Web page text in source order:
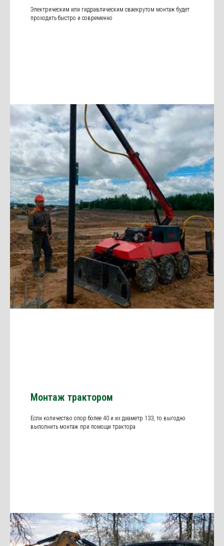
Электрическим или гидравлическим сваекрутом монтаж будет
проходить быстро и современно
Монтаж трактором
Если количество опор более 40 и их диаметр 133, то выгодно
выполнить монтаж при помощи трактора